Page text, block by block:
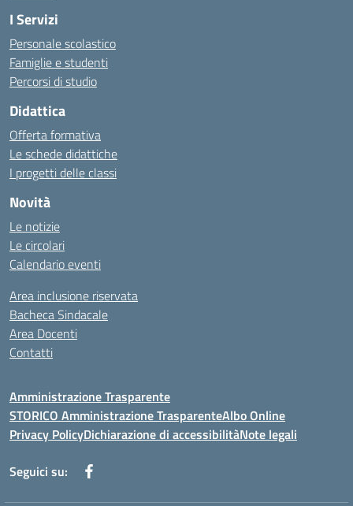
I Servizi
Personale scolastico
Famiglie e studenti
Percorsi di studio
Didattica
Offerta formativa
Le schede didattiche
I progetti delle classi
Novità
Le notizie
Le circolari
Calendario eventi
Area inclusione riservata
Bacheca Sindacale
Area Docenti
Contatti
Amministrazione Trasparente
STORICO Amministrazione TrasparenteAlbo Online
Privacy PolicyDichiarazione di accessibilitàNote legali
Seguici su: